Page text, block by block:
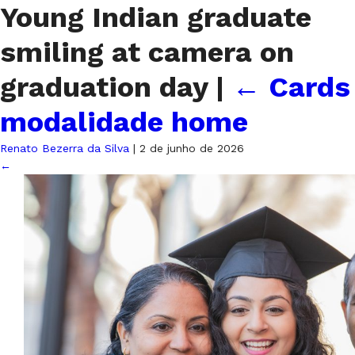
Young Indian graduate
smiling at camera on
graduation day | ← Cards
modalidade home
Renato Bezerra da Silva | 2 de junho de 2026
←